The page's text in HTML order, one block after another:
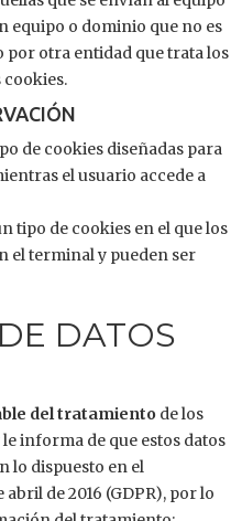
equipo o dominio que no es
por otra entidad que trata los
cookies.
de cookies diseñadas para
el usuario accede a
tipo de cookies en el que los
el terminal y pueden ser
DATOS
del tratamiento de los
le informa de que estos datos
lo dispuesto en el
abril de 2016 (GDPR), por lo